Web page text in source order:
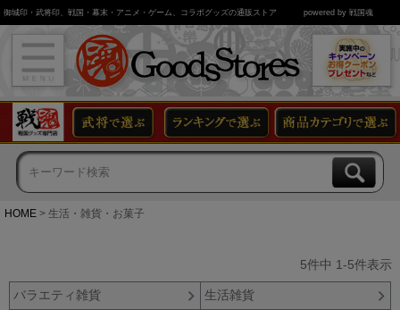
御城印・武将印、戦国・幕末・アニメ・ゲーム、コラボグッズの通販ストア powered by 戦国魂
HOME 生活・雑貨・お菓子
5件中 1-5件表示
バラエティ雑貨
生活雑貨